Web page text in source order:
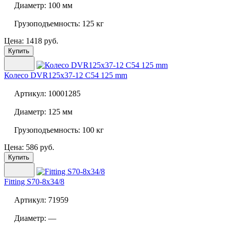
Диаметр: 100 мм
Грузоподъемность: 125 кг
Цена: 1418 руб.
Купить
Колесо DVR125x37-12 C54 125 mm
Артикул: 10001285
Диаметр: 125 мм
Грузоподъемность: 100 кг
Цена: 586 руб.
Купить
Fitting S70-8x34/8
Артикул: 71959
Диаметр: —